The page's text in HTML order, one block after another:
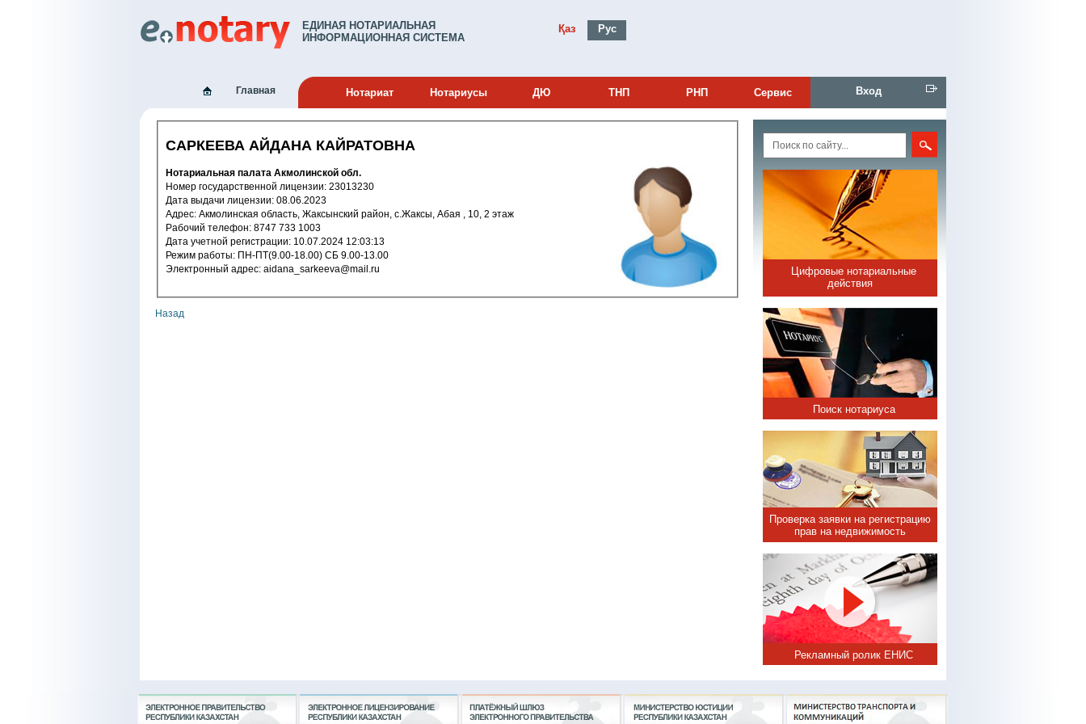
ЕДИНАЯ НОТАРИАЛЬНАЯ
ИНФОРМАЦИОННАЯ СИСТЕМА
Қаз Рус
Главная Нотариат Нотариусы ДЮ ТНП РНП Сервис Вход
САРКЕЕВА АЙДАНА КАЙРАТОВНА
Нотариальная палата Акмолинской обл.
Номер государственной лицензии: 23013230
Дата выдачи лицензии: 08.06.2023
Адрес: Акмолинская область, Жаксынский район, с.Жаксы, Абая , 10, 2 этаж
Рабочий телефон: 8747 733 1003
Дата учетной регистрации: 10.07.2024 12:03:13
Режим работы: ПН-ПТ(9.00-18.00) СБ 9.00-13.00
Электронный адрес: aidana_sarkeeva@mail.ru
Назад
Цифровые нотариальные
действия
Поиск нотариуса
Проверка заявки на регистрацию
прав на недвижимость
Рекламный ролик ЕНИС